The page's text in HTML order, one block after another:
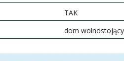
TAK
dom wolnostojący